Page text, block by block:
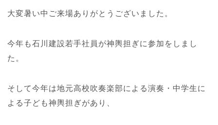
大変暑い中ご来場ありがとうございました。
今年も石川建設若手社員が神輿担ぎに参加をしまし
た。
そして今年は地元高校吹奏楽部による演奏・中学生に
よる子ども神輿担ぎがあり、